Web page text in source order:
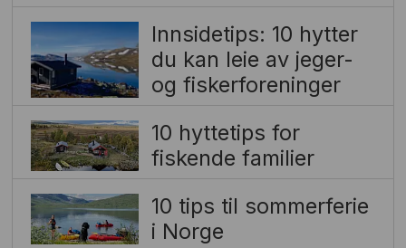
Innsidetips: 10 hytter
du kan leie av jeger-
og fiskerforeninger
10 hyttetips for
fiskende familier
10 tips til sommerferie
i Norge